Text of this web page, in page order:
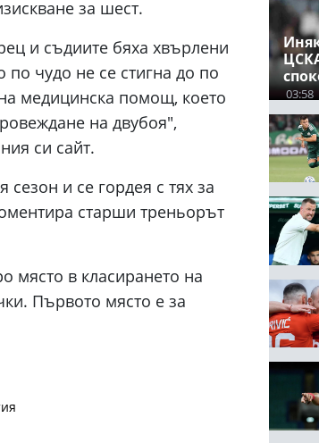
за шест.
и съдиите бяха хвърлени
по чудо не се стигна до по
медицинска помощ, което
на двубоя",
си сайт.
и се гордея с тях за
старши треньорът
място в класирането на
Първото място е за
03:58